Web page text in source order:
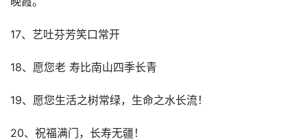
17、艺吐芬芳笑口常开
18、愿您老 寿比南山四季长青
19、愿您生活之树常绿，生命之水长流！
20、祝福满门，长寿无疆！